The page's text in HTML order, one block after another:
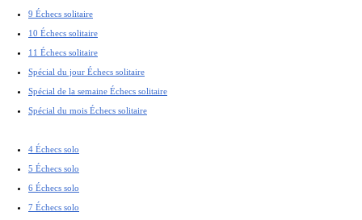
9 Échecs solitaire
10 Échecs solitaire
11 Échecs solitaire
Spécial du jour Échecs solitaire
Spécial de la semaine Échecs solitaire
Spécial du mois Échecs solitaire
4 Échecs solo
5 Échecs solo
6 Échecs solo
7 Échecs solo